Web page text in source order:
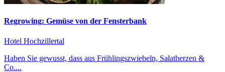
Regrowing: Gemüse von der Fensterbank
Hotel Hochzillertal
Haben Sie gewusst, dass aus Frühlingszwiebeln, Salatherzen &
Co....